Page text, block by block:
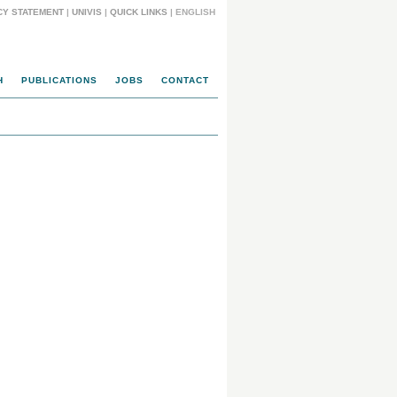
STATEMENT | UNIVIS | QUICK LINKS | ENGLISH
PUBLICATIONS JOBS CONTACT